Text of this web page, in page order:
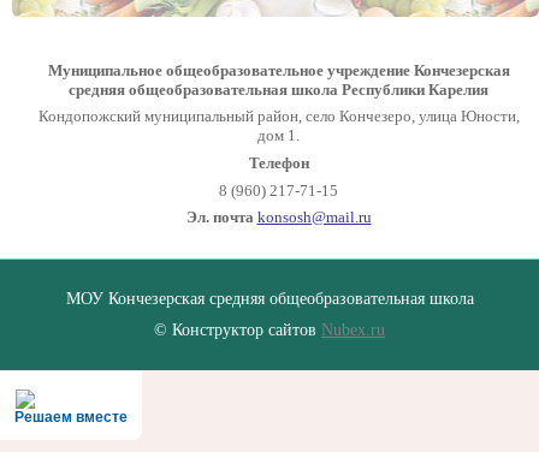
Муниципальное общеобразовательное учреждение Кончезерская
средняя общеобразовательная школа Республики Карелия
Кондопожский муниципальный район, село Кончезеро, улица Юности,
дом 1.
Телефон
8 (960) 217-71-15
Эл. почта konsosh@mail.ru
МОУ Кончезерская средняя общеобразовательная школа
© Конструктор сайтов Nubex.ru
Решаем вместе